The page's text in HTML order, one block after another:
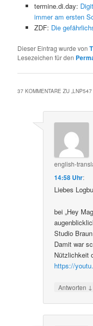
termine.di.day:
immer am ersten
ZDF: Die
Dieser Eintrag wurde von
Lesezeichen für den
37 KOMMENTARE ZU „LNP547
english-
14:58 Uhr:
Liebes
bei „Hey
Studio
Damit war
Nützlichkeit
https://
Antworten ↓